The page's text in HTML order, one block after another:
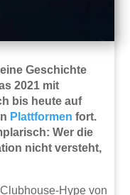
Geschichte
2021 mit
bis heute auf
Plattformen fort.
Wer die
nicht versteht,
Hype von